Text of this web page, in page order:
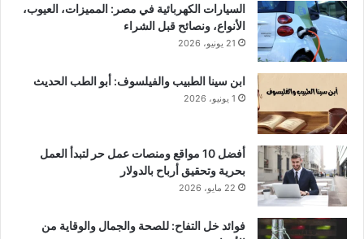
السيارات الكهربائية في مصر: المميزات، العيوب،
الأنواع، ونصائح قبل الشراء
21 يونيو، 2026
ابن سينا الطبيب والفيلسوف: أبو الطب الحديث
1 يونيو، 2026
أفضل 10 مواقع ومنصات عمل حر لتبدأ العمل
بحرية وتحقيق أرباح بالدولار
22 مايو، 2026
فوائد خل التفاح: للصحة والجمال والوقاية من